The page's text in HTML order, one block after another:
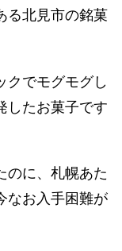
る北見市の銘菓
クでモグモグし
したお菓子です
のに、札幌あた
なお入手困難が